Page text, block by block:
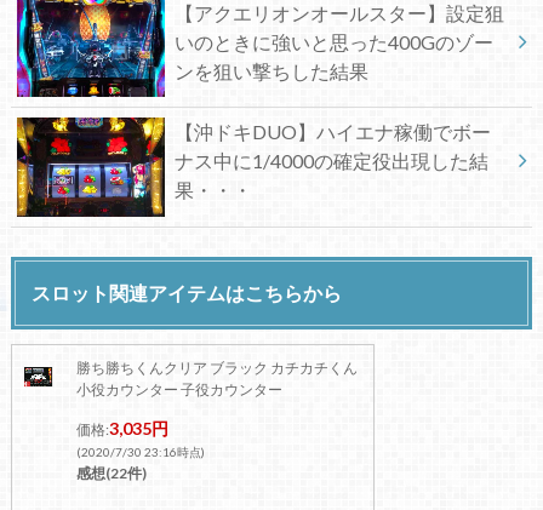
【アクエリオンオールスター】設定狙
いのときに強いと思った400Gのゾー
ンを狙い撃ちした結果
【沖ドキDUO】ハイエナ稼働でボー
ナス中に1/4000の確定役出現した結
果・・・
スロット関連アイテムはこちらから
勝ち勝ちくんクリア ブラック カチカチくん
小役カウンター 子役カウンター
価格:3,035円
(2020/7/30 23:16時点)
感想(22件)